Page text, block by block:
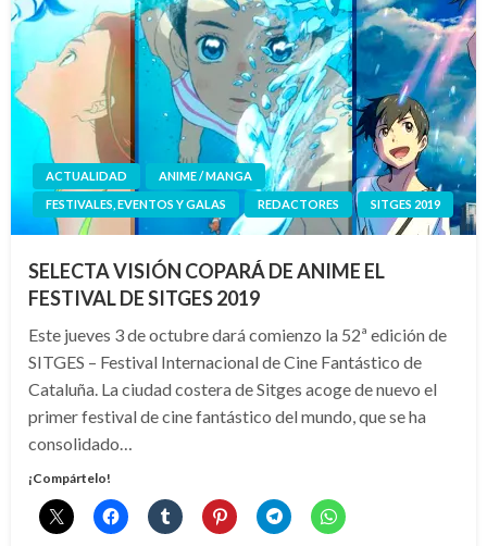
ACTUALIDAD
ANIME / MANGA
FESTIVALES, EVENTOS Y GALAS
REDACTORES SITGES 2019
SELECTA VISIÓN COPARÁ DE ANIME EL
FESTIVAL DE SITGES 2019
Este jueves 3 de octubre dará comienzo la 52ª edición de
SITGES – Festival Internacional de Cine Fantástico de
Cataluña. La ciudad costera de Sitges acoge de nuevo el
primer festival de cine fantástico del mundo, que se ha
consolidado…
¡Compártelo!